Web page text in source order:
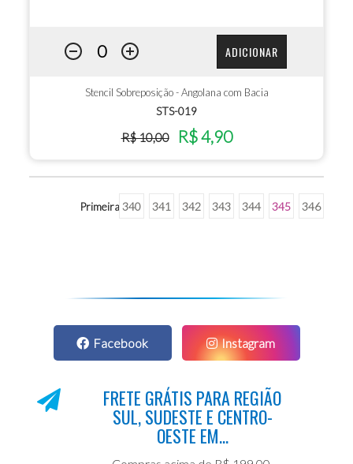
ADICIONAR
Stencil Sobreposição - Angolana com Bacia
STS-019
R$ 10,00 R$ 4,90
Primeira 340 341 342 343 344 345 346
Facebook Instagram
FRETE GRÁTIS PARA REGIÃO
SUL, SUDESTE E CENTRO-
OESTE EM...